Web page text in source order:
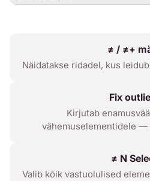
≠ / ≠+
Näidatakse ridadel, kus
Fix
Kirjutab
vähemuselementidele —
≠ N
Valib kõik vastuolulised